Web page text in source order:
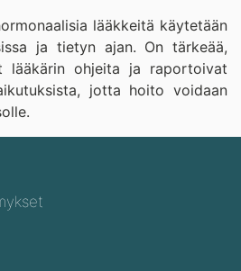
lääkkeitä käytetään
ja tietyn ajan. On tärkeää,
lääkärin ohjeita ja raportoivat
jotta hoito voidaan